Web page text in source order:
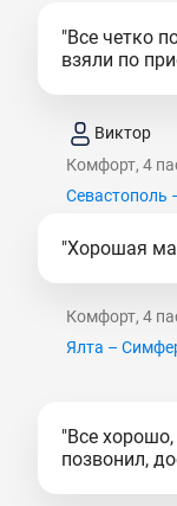
"Все четко
взяли по
Виктор
Комфорт, 4
Севастополь
"Хорошая
Комфорт, 4
Ялта –
"Все хорошо,
позвонил,